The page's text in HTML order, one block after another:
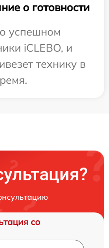
о готовности
успешном
iCLEBO, и
технику в
со